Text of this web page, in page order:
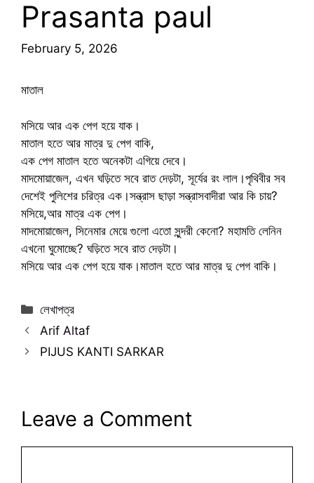
Prasanta paul
February 5, 2026
মাতাল
মসিয়ে আর এক পেগ হয়ে যাক।
মাতাল হতে আর মাত্র দু পেগ বাকি,
এক পেগ মাতাল হতে অনেকটা এগিয়ে দেবে।
মাদমোয়াজেল, এখন ঘড়িতে সবে রাত দেড়টা, সূর্যের রং লাল।পৃথিবীর সব
দেশেই পুলিশের চরিত্র এক।সন্ত্রাস ছাড়া সন্ত্রাসবাদীরা আর কি চায়?
মসিয়ে,আর মাত্র এক পেগ।
মাদমোয়াজেল, সিনেমার মেয়ে গুলো এতো সুন্দরী কেনো? মহামতি লেনিন
এখনো ঘুমোচ্ছে? ঘড়িতে সবে রাত দেড়টা।
মসিয়ে আর এক পেগ হয়ে যাক।মাতাল হতে আর মাত্র দু পেগ বাকি।
Categories
লেখাপত্র
Arif Altaf
PIJUS KANTI SARKAR
Leave a Comment